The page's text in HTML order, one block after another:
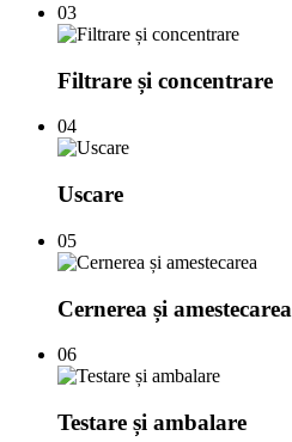
03
Filtrare și concentrare
04
Uscare
05
Cernerea și amestecarea
06
Testare și ambalare